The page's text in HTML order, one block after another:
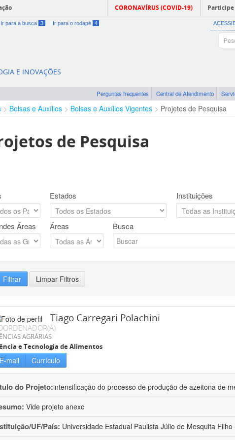
CORONAVÍRUS (COVID-19) Participe
Ir para a busca 3 Ir para o rodapé 4
E INOVAÇÕES
Perguntas frequentes Central de Atendimento
Bolsas e Auxílios Bolsas e Auxílios Vigentes Projetos de Pesquisa
de Pesquisa
Estados Instituições
Áreas Áreas Busca
Filtrar Limpar Filtros
Tiago Carregari Polachini
AGRÁRIAS
e Tecnologia de Alimentos
E-mail Currículo
do Projeto:intensificação do processo de produção de azeitona de
Vide projeto anexo
UF/País: Universidade Estadual Paulista Júlio de Mesquita Filho